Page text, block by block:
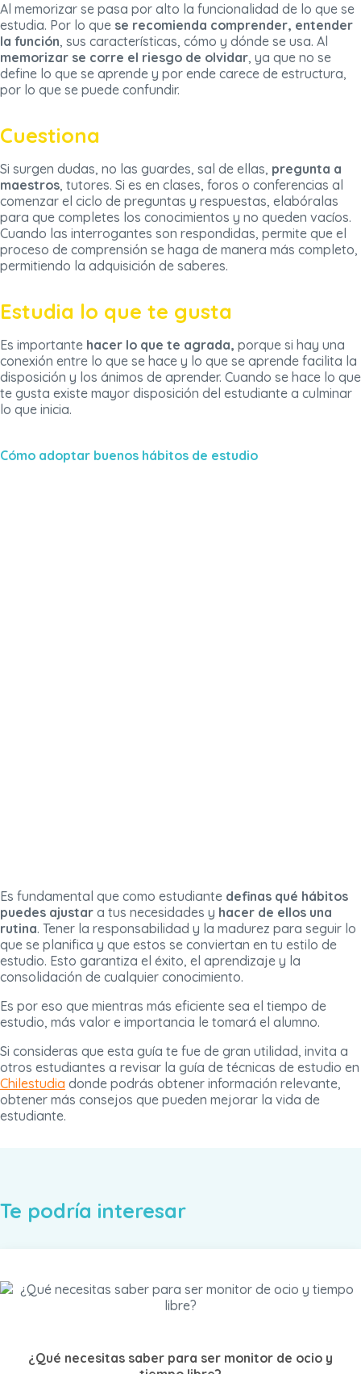
Al memorizar se pasa por alto la funcionalidad de lo que se
estudia. Por lo que se recomienda comprender, entender
la función, sus características, cómo y dónde se usa. Al
memorizar se corre el riesgo de olvidar, ya que no se
define lo que se aprende y por ende carece de estructura,
por lo que se puede confundir.
Cuestiona
Si surgen dudas, no las guardes, sal de ellas, pregunta a
maestros, tutores. Si es en clases, foros o conferencias al
comenzar el ciclo de preguntas y respuestas, elabóralas
para que completes los conocimientos y no queden vacíos.
Cuando las interrogantes son respondidas, permite que el
proceso de comprensión se haga de manera más completo,
permitiendo la adquisición de saberes.
Estudia lo que te gusta
Es importante hacer lo que te agrada, porque si hay una
conexión entre lo que se hace y lo que se aprende facilita la
disposición y los ánimos de aprender. Cuando se hace lo que
te gusta existe mayor disposición del estudiante a culminar
lo que inicia.
Cómo adoptar buenos hábitos de estudio
Es fundamental que como estudiante definas qué hábitos
puedes ajustar a tus necesidades y hacer de ellos una
rutina. Tener la responsabilidad y la madurez para seguir lo
que se planifica y que estos se conviertan en tu estilo de
estudio. Esto garantiza el éxito, el aprendizaje y la
consolidación de cualquier conocimiento.
Es por eso que mientras más eficiente sea el tiempo de
estudio, más valor e importancia le tomará el alumno.
Si consideras que esta guía te fue de gran utilidad, invita a
otros estudiantes a revisar la guía de técnicas de estudio en
Chilestudia donde podrás obtener información relevante,
obtener más consejos que pueden mejorar la vida de
estudiante.
Te podría interesar
¿Qué necesitas saber para ser monitor de ocio y